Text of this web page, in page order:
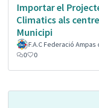
Importar el
Climatics als
Municipi
F.A.C Federació Ampas
0
0